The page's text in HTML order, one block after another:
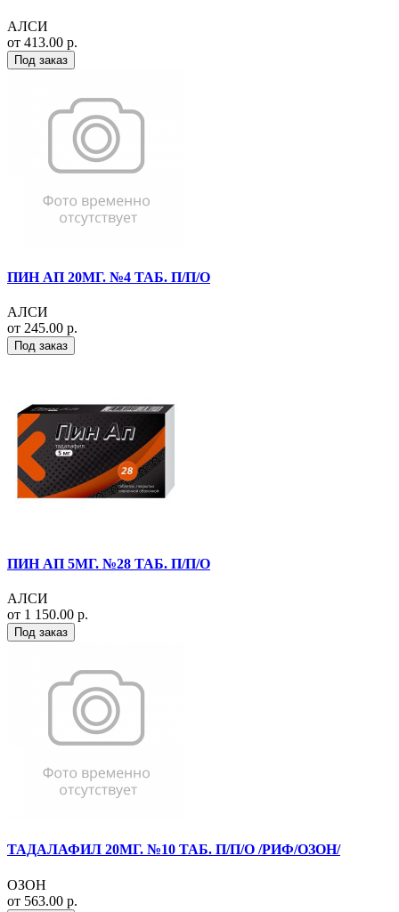
АЛСИ
от 413.00 р.
Под заказ
ПИН АП 20МГ. №4 ТАБ. П/П/О
АЛСИ
от 245.00 р.
Под заказ
ПИН АП 5МГ. №28 ТАБ. П/П/О
АЛСИ
от 1 150.00 р.
Под заказ
ТАДАЛАФИЛ 20МГ. №10 ТАБ. П/П/О /РИФ/ОЗОН/
ОЗОН
от 563.00 р.